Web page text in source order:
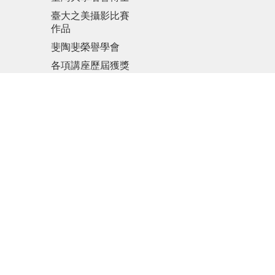
臺大之美攝影比賽
作品
斐陶斐榮譽學會
各項講座歷屆獲獎